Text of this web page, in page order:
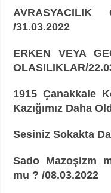
/31.03.2022
ERKEN VEYA
OLASILIKLAR/
1915 Çanakkale
Kazığımız Daha
Sesiniz Sokakta
Sado Mazoşizm
mu ? /08.03.2022